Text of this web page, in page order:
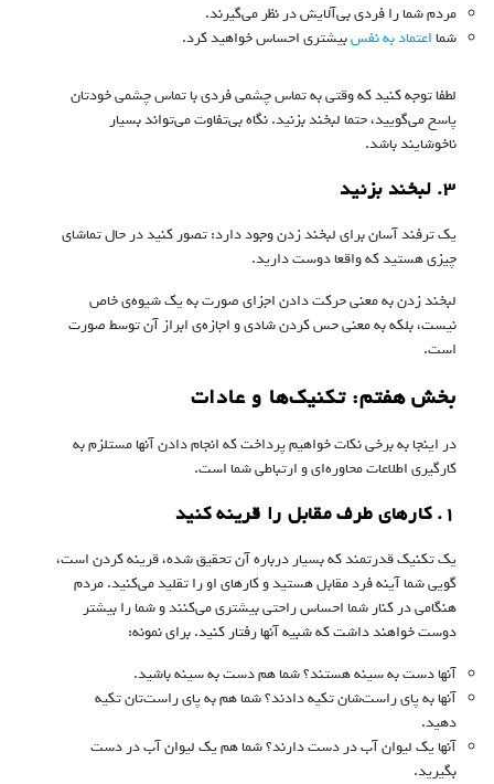
مردم شما را فردی بی‌آلایش در نظر می‌گیرند.
شمااعتماد به نفسبیشتری احساس خواهید کرد.
لطفا توجه کنید که وقتی به تماس چشمی فردی با تماس چشمی خودتان
پاسخ می‌گویید، حتما لبخند بزنید. نگاه بی‌تفاوت می‌تواند بسیار
ناخوشایند باشد.
۳. لبخند بزنید
یک ترفند آسان برای لبخند زدن وجود دارد: تصور کنید در حال تماشای
چیزی هستید که واقعا دوست دارید.
لبخند زدن به معنی حرکت دادن اجزای صورت به یک شیوه‌ی خاص
نیست، بلکه به معنی حس کردن شادی و اجازه‌ی ابراز آن توسط صورت
است.
بخش هفتم: تکنیک‌ها و عادات
در اینجا به برخی نکات خواهیم پرداخت که انجام دادن آنها مستلزم به
کارگیری اطلاعات محاوره‌ای و ارتباطی شما است.
۱. کارهای طرف مقابل را قرینه کنید
یک تکنیک قدرتمند که بسیار درباره آن تحقیق شده، قرینه کردن است،
گویی شما آینه فرد مقابل هستید و کارهای او را تقلید می‌کنید. مردم
هنگامی در کنار شما احساس راحتی بیشتری می‌کنند و شما را بیشتر
دوست خواهند داشت که شبیه آنها رفتار کنید. برای نمونه:
آنها دست به سینه هستند؟ شما هم دست به سینه باشید.
آنها به پای راست‌شان تکیه دادند؟ شما هم به پای راست‌تان تکیه
دهید.
آنها یک لیوان آب در دست دارند؟ شما هم یک لیوان آب در دست
بگیرید.